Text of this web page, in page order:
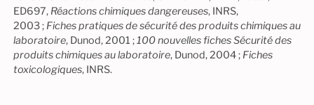
ED697, Réactions chimiques dangereuses, INRS,
2003 ; Fiches pratiques de sécurité des produits chimiques au
laboratoire, Dunod, 2001 ;100 nouvelles fiches Sécurité des
produits chimiques au laboratoire, Dunod, 2004 ; Fiches
toxicologiques, INRS.